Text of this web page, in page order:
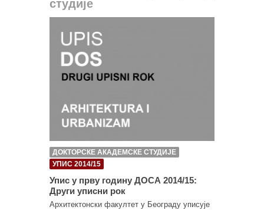
студије
ДОКТОРСКЕ АКАДЕМСКЕ СТУДИЈЕ
УПИС 2014/15
Упис у прву годину ДОСА 2014/15:
Други уписни рок
Архитектонски факултет у Београду уписује